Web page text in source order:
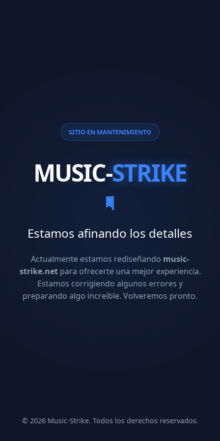
SITIO EN MANTENIMIENTO
MUSIC-STRIKE
Estamos afinando los detalles
Actualmente estamos rediseñando music-
strike.netpara ofrecerte una mejor experiencia.
Estamos corrigiendo algunos errores y
preparando algo increíble. Volveremos pronto.
© 2026 Music-Strike. Todos los derechos reservados.